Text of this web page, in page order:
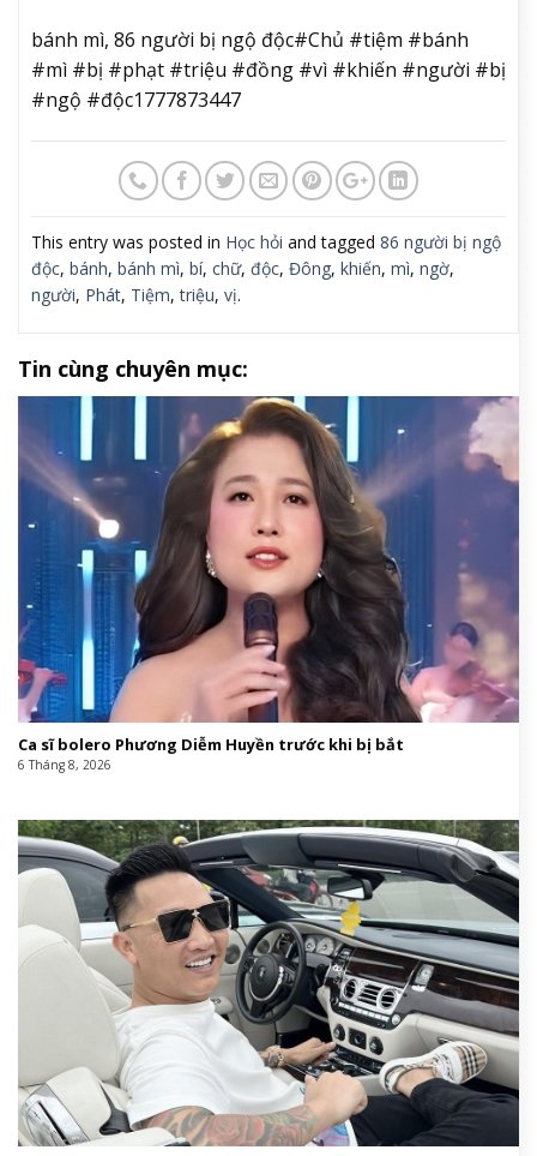
bánh mì, 86 người bị ngộ độc#Chủ #tiệm #bánh
#mì #bị #phạt #triệu #đồng #vì #khiến #người #bị
#ngộ #độc1777873447
This entry was posted in Học hỏi and tagged 86 người bị ngộ
độc, bánh, bánh mì, bí, chữ, độc, Đông, khiến, mì, ngờ,
người, Phát, Tiệm,triệu, vị.
Tin cùng chuyên mục:
Ca sĩ bolero Phương Diễm Huyền trước khi bị bắt
6 Tháng 8, 2026